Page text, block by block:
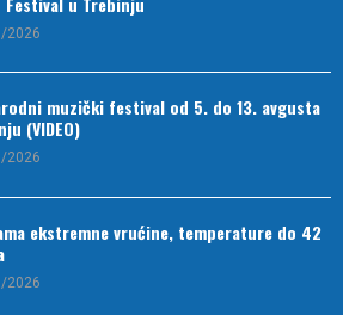
2026
muzički festival od 5. do 13. avgusta
(VIDEO)
2026
ekstremne vrućine, temperature do 42
2026